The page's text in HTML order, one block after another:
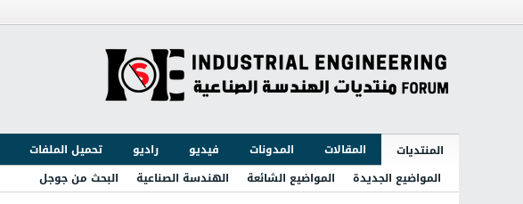
المنتديات المقالات المدونات فيديو راديو تحميل الملفات
المواضيع الجديدة
المواضيع الشائعة الهندسة الصناعية
البحث من جوجل